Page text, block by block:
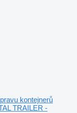
kontejnerů
TRAILER -